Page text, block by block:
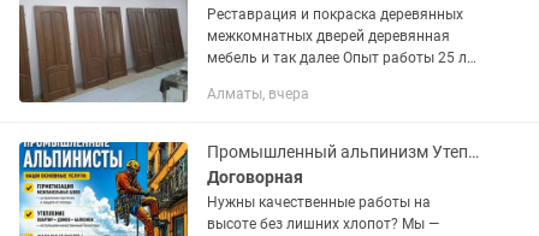
Реставрация и покраска деревянных
межкомнатных дверей деревянная
мебель и так далее Опыт работы 25 лет
Алматы, вчера
Промышленный альпинизм Утепление Герметизация швов Все высотные работы
Договорная
Нужны качественные работы на
высоте без лишних хлопот? Мы —